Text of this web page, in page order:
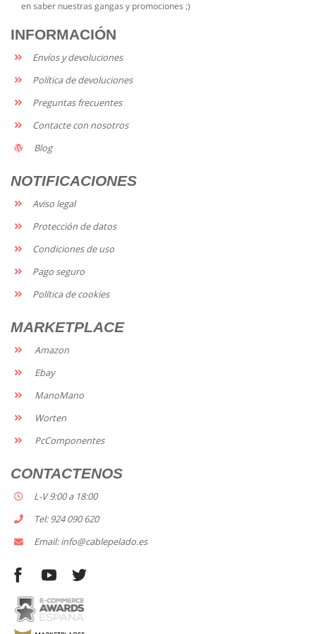
en saber nuestras gangas y promociones ;)
INFORMACIÓN
Envíos y devoluciones
Política de devoluciones
Preguntas frecuentes
Contacte con nosotros
Blog
NOTIFICACIONES
Aviso legal
Protección de datos
Condiciones de uso
Pago seguro
Política de cookies
MARKETPLACE
Amazon
Ebay
ManoMano
Worten
PcComponentes
CONTACTENOS
L-V 9:00 a 18:00
Tel: 924 090 620
Email: info@cablepelado.es